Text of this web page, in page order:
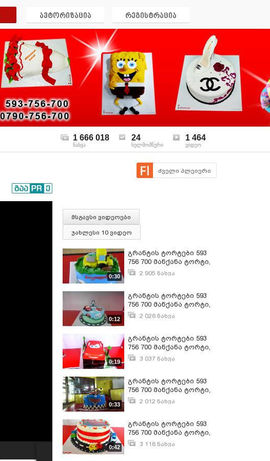
ავტორიზაცია რეგისტრაცია
1 666 018
ნახვა
24
ხელმომწერი
1 464
ვიდეო
ძველი პლეიერი
მსგავსი ვიდეოები
უახლესი 10 ვიდეო
0:30
გრანტის ტორტები 593
756 700 მანქანა ტორტი,
მაქუინის ტორტის
2 905 ნახვა
0:12
გრანტის ტორტები 593
756 700 მანქანა ტორტი,
მაქუინის ტორტის
2 026 ნახვა
0:19
გრანტის ტორტები 593
756 700 მანქანა ტორტი,
მაქუინის ტორტის
3 037 ნახვა
0:33
გრანტის ტორტები 593
756 700 მანქანა ტორტი,
მაქუინის ტორტის
2 012 ნახვა
0:42
გრანტის ტორტები 593
756 700 მანქანა ტორტი,
მაქუინის ტორტის
3 118 ნახვა